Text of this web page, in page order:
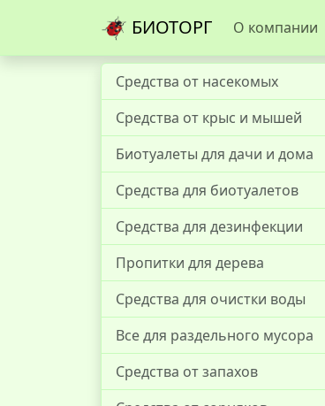
БИОТОРГ О компании
Средства от насекомых
Средства от крыс и мышей
Биотуалеты для дачи и дома
Средства для биотуалетов
Средства для дезинфекции
Пропитки для дерева
Средства для очистки воды
Все для раздельного мусора
Средства от запахов